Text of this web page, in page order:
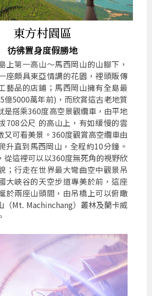
東方村園區
彷彿置身度假勝地
上第一高山～馬西岡山的山腳下，
座頗具東亞情調的花園，裡頭販傳
藝品的店鋪；馬西岡山擁有全島最
億5000萬年前)，而欣賞這古老地質
是搭乘360度高空景觀纜車，由平地
708公尺 的高山上，有如緩慢的雲
又可看美景。360度觀賞高空纜車由
升直到馬西岡山，全程約10分鐘。
從這裡可以以360度無死角的視野欣
；行走在世界最大彎曲空中觀景吊
大峽谷的天空步道專美於前，這座
於兩座山頭間，由吊橋上可以俯瞰
（Mt. Machinchang）叢林及蘭卡威